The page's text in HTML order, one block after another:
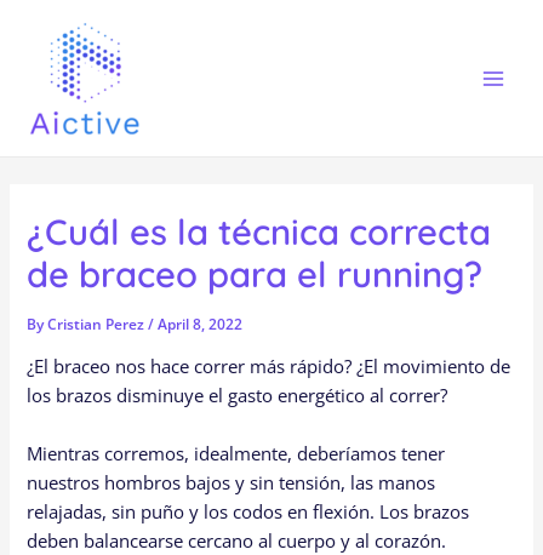
content
¿Cuál es la técnica correcta
de braceo para el running?
ByCristian Perez/April 8, 2022
¿El braceo nos hace correr más rápido? ¿El movimiento de
los brazos disminuye el gasto energético al correr?
Mientras corremos, idealmente, deberíamos tener
nuestros hombros bajos y sin tensión, las manos
relajadas, sin puño y los codos en flexión. Los brazos
deben balancearse cercano al cuerpo y al corazón.
navigation